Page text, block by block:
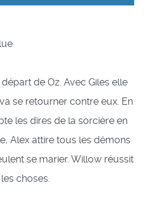
de Oz. Avec Giles elle
se retourner contre eux. En
les dires de la sorcière en
Alex attire tous les démons
se marier. Willow réussit
choses.